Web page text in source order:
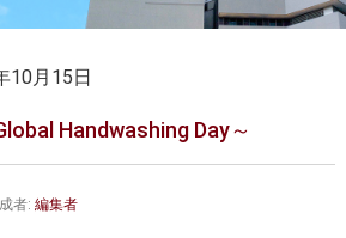
胸部大動脈瘤の治療
治療 ステントグラフトによる治療
10月15日
Handwashing Day～
者: 編集者